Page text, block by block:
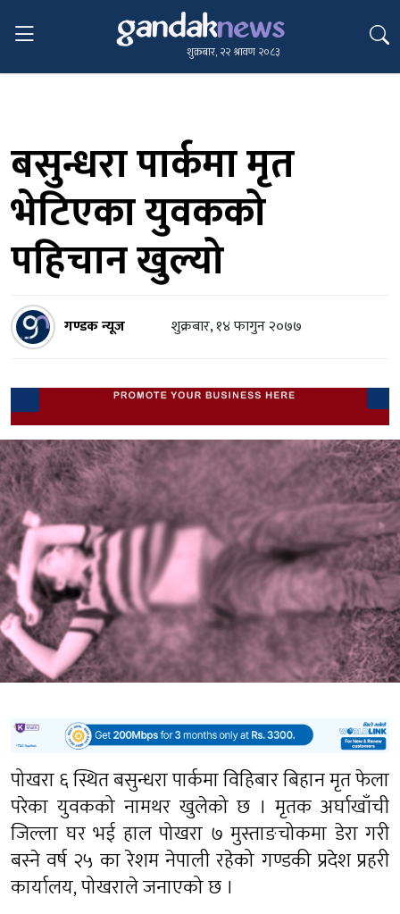
शुक्रबार, २२ श्रावण २०८३
बसुन्धरा पार्कमा मृत
भेटिएका युवकको
पहिचान खुल्यो
गण्डक न्यूज शुक्रबार, १४ फागुन २०७७
पोखरा ६ स्थित बसुन्धरा पार्कमा विहिबार बिहान मृत फेला
परेका युवकको नामथर खुलेको छ । मृतक अर्घाखाँची
जिल्ला घर भई हाल पोखरा ७ मुस्ताङचोकमा डेरा गरी
बस्ने वर्ष २५ का रेशम नेपाली रहेको गण्डकी प्रदेश प्रहरी
कार्यालय, पोखराले जनाएको छ ।